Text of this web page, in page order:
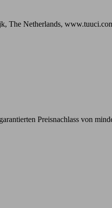
The Netherlands,
Preisnachlass von